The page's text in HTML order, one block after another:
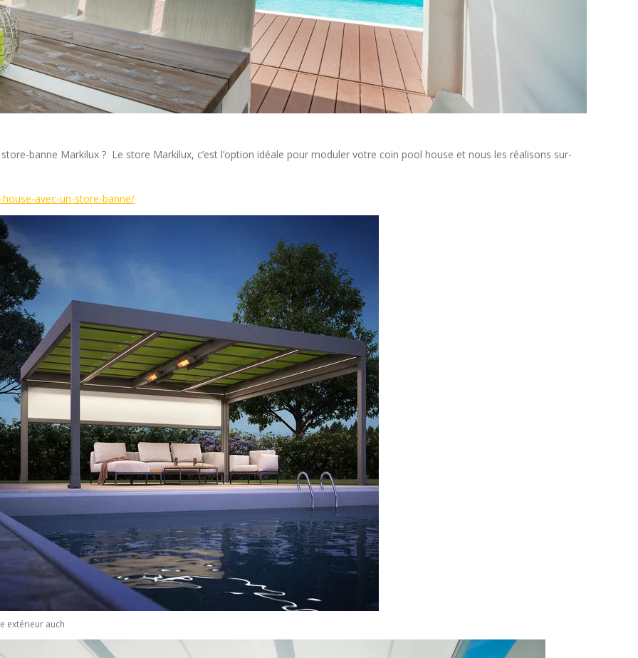
banne Markilux ? Le store Markilux, c’est l’option idéale pour moduler votre coin pool house et nous les réalisons sur-
avec-un-store-banne/
extérieur auch